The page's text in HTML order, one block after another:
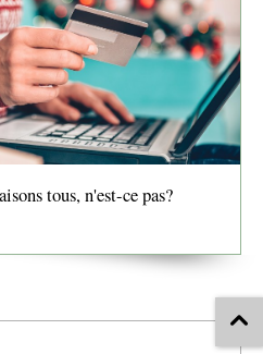
tous, n'est-ce pas?